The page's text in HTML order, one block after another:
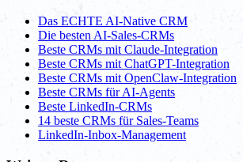
Das ECHTE AI-Native CRM
Die besten AI-Sales-CRMs
Beste CRMs mit Claude-Integration
Beste CRMs mit ChatGPT-Integration
Beste CRMs mit OpenClaw-Integration
Beste CRMs für AI-Agents
Beste LinkedIn-CRMs
14 beste CRMs für Sales-Teams
LinkedIn-Inbox-Management